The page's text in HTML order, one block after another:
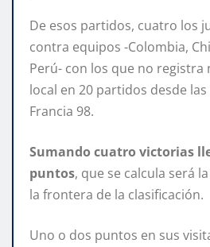
De esos partidos, cuatro los
contra equipos -Colombia,
Perú- con los que no
local en 20 partidos desde
Francia 98.
Sumando cuatro victorias
puntos, que se calcula será
la frontera de la clasificación.
Uno o dos puntos en sus